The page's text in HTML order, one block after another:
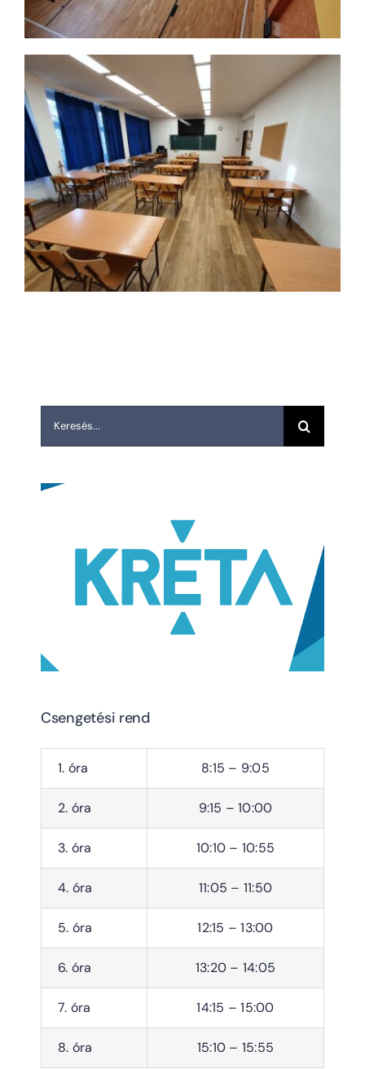
Csengetési rend
1. óra 8:15 – 9:05
2. óra 9:15 – 10:00
3. óra 10:10 – 10:55
4. óra 11:05 – 11:50
5. óra 12:15 – 13:00
6. óra 13:20 – 14:05
7. óra 14:15 – 15:00
8. óra 15:10 – 15:55